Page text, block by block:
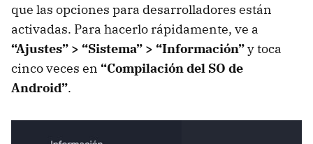
que las opciones para desarrolladores están
activadas. Para hacerlo rápidamente, ve a
“Ajustes” > “Sistema” > “Información”y toca
cinco veces en “Compilación del SO de
Android”.